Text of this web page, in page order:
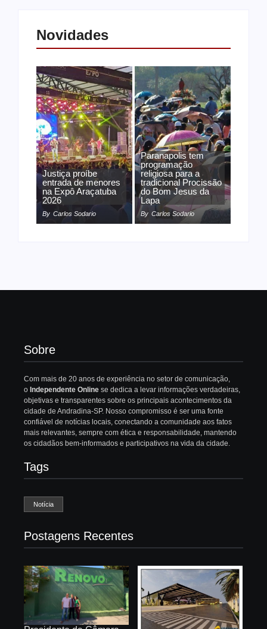
Novidades
Justiça proíbe
entrada de menores
na Expô Araçatuba
2026
By Carlos Sodario
Paranapolis tem
programação
religiosa para a
tradicional Procissão
do Bom Jesus da
Lapa
By Carlos Sodario
Sobre
Com mais de 20 anos de experiência no setor de comunicação,
o Independente Online se dedica a levar informações verdadeiras,
objetivas e transparentes sobre os principais acontecimentos da
cidade de Andradina-SP. Nosso compromisso é ser uma fonte
confiável de notícias locais, conectando a comunidade aos fatos
mais relevantes, sempre com ética e responsabilidade, mantendo
os cidadãos bem-informados e participativos na vida da cidade.
Tags
Notícia
Postagens Recentes